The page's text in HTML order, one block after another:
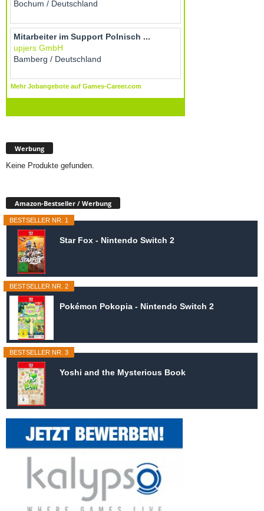
Werbung
Keine Produkte gefunden.
Amazon-Bestseller / Werbung
BESTSELLER NR. 1
Star Fox - Nintendo Switch 2
BESTSELLER NR. 2
Pokémon Pokopia - Nintendo Switch 2
BESTSELLER NR. 3
Yoshi and the Mysterious Book